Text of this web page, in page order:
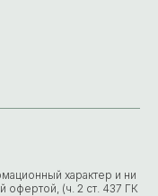
характер и ни
офертой, (ч. 2 ст. 437 ГК